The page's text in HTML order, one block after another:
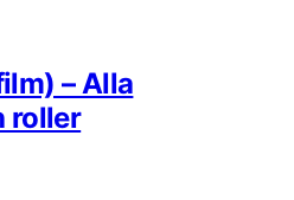
– Alla
roller